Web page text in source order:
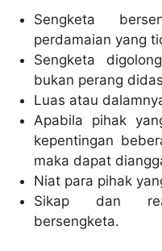
Sengketa
perdamaian yang
Sengketa
bukan perang
Luas atau
Apabila pihak
kepentingan
maka dapat
Niat para pihak
Sikap dan
bersengketa.